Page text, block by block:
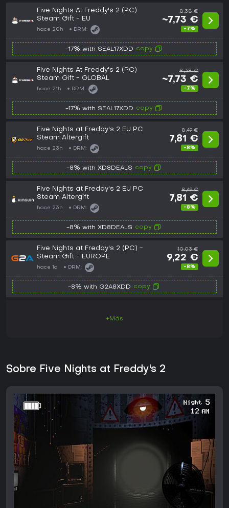
Five Nights At Freddy's 2 (PC)
Steam Gift - EU
hace 20h DRM:
8,38 €
~7,73 €
-7%
-17% with SEAL17XDD copy
Five Nights At Freddy's 2 (PC)
Steam Gift - GLOBAL
hace 21h DRM:
8,38 €
~7,73 €
-7%
-17% with SEAL17XDD copy
Five Nights at Freddy's 2 EU PC
Steam Altergift
hace 23h DRM:
8,49 €
7,81 €
-8%
-8% with XD8DEALS copy
Five Nights at Freddy's 2 EU PC
Steam Altergift
hace 23h DRM:
8,49 €
7,81 €
-8%
-8% with XD8DEALS copy
Five Nights at Freddy's 2 (PC) -
Steam Gift - EUROPE
hace 1d DRM:
10,03 €
9,22 €
-8%
-8% with G2A8XDD copy
+Más
Sobre Five Nights at Freddy's 2